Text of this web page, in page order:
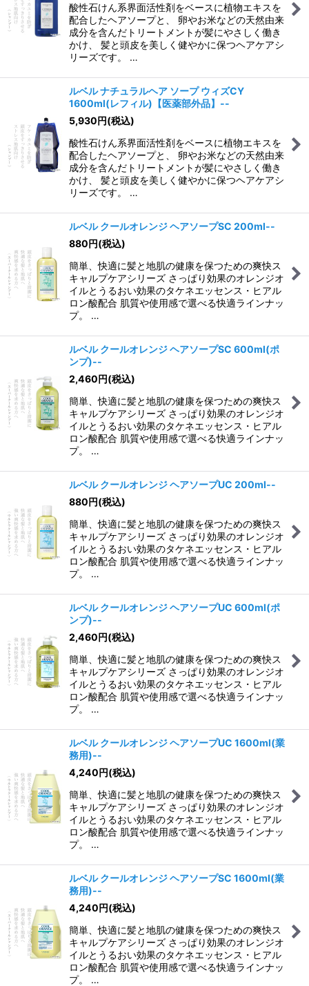
酸性石けん系界面活性剤をベースに植物エキスを
配合したヘアソープと、 卵やお米などの天然由来
成分を含んだトリートメントが髪にやさしく働き
かけ、 髪と頭皮を美しく健やかに保つヘアケアシ
リーズです。 …
ルベル ナチュラルヘア ソープ ウィズCY
1600ml(レフィル)【医薬部外品】--
5,930円(税込)
酸性石けん系界面活性剤をベースに植物エキスを
配合したヘアソープと、 卵やお米などの天然由来
成分を含んだトリートメントが髪にやさしく働き
かけ、 髪と頭皮を美しく健やかに保つヘアケアシ
リーズです。 …
ルベル クールオレンジ ヘアソープSC 200ml--
880円(税込)
簡単、快適に髪と地肌の健康を保つための爽快ス
キャルプケアシリーズ さっぱり効果のオレンジオ
イルとうるおい効果のタケネエッセンス・ヒアル
ロン酸配合 肌質や使用感で選べる快適ラインナッ
プ。 …
ルベル クールオレンジ ヘアソープSC 600ml(ポ
ンプ)--
2,460円(税込)
簡単、快適に髪と地肌の健康を保つための爽快ス
キャルプケアシリーズ さっぱり効果のオレンジオ
イルとうるおい効果のタケネエッセンス・ヒアル
ロン酸配合 肌質や使用感で選べる快適ラインナッ
プ。 …
ルベル クールオレンジ ヘアソープUC 200ml--
880円(税込)
簡単、快適に髪と地肌の健康を保つための爽快ス
キャルプケアシリーズ さっぱり効果のオレンジオ
イルとうるおい効果のタケネエッセンス・ヒアル
ロン酸配合 肌質や使用感で選べる快適ラインナッ
プ。 …
ルベル クールオレンジ ヘアソープUC 600ml(ポ
ンプ)--
2,460円(税込)
簡単、快適に髪と地肌の健康を保つための爽快ス
キャルプケアシリーズ さっぱり効果のオレンジオ
イルとうるおい効果のタケネエッセンス・ヒアル
ロン酸配合 肌質や使用感で選べる快適ラインナッ
プ。 …
ルベル クールオレンジ ヘアソープUC 1600ml(業
務用)--
4,240円(税込)
簡単、快適に髪と地肌の健康を保つための爽快ス
キャルプケアシリーズ さっぱり効果のオレンジオ
イルとうるおい効果のタケネエッセンス・ヒアル
ロン酸配合 肌質や使用感で選べる快適ラインナッ
プ。 …
ルベル クールオレンジ ヘアソープSC 1600ml(業
務用)--
4,240円(税込)
簡単、快適に髪と地肌の健康を保つための爽快ス
キャルプケアシリーズ さっぱり効果のオレンジオ
イルとうるおい効果のタケネエッセンス・ヒアル
ロン酸配合 肌質や使用感で選べる快適ラインナッ
プ。 …